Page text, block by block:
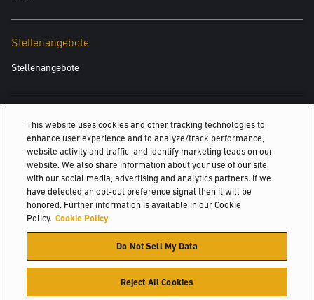
Stellenangebote
Stellenangebote
Stapler mit Verbrennungsmotor mit Bandagen
Stapler mit Verbrennungsmotor und Luftreifen
4-Rad-Elektrostapler mit Luftreifen
©2026 Hyster-Yale Materials Handling, Inc. Alle Rechte vorbehalten.
Datenschutzerklärung
Nutzungsrichtlinie
Nutzungsbedingungen
Richtlinien zur Verwendung von Cookies
This website uses cookies and other tracking technologies to
enhance user experience and to analyze/track performance,
website activity and traffic, and identify marketing leads on our
website. We also share information about your use of our site
with our social media, advertising and analytics partners. If we
have detected an opt-out preference signal then it will be
honored. Further information is available in our Cookie
Policy. Cookie Policy
Do Not Sell My Data
Reject All Cookies